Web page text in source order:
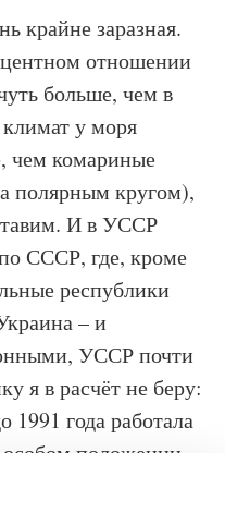
крайне заразная.
отношении
больше, чем в
у моря
чем комариные
полярным кругом),
И в УССР
СССР, где, кроме
республики
– и
УССР почти
я в расчёт не беру:
1991 года работала
положении.